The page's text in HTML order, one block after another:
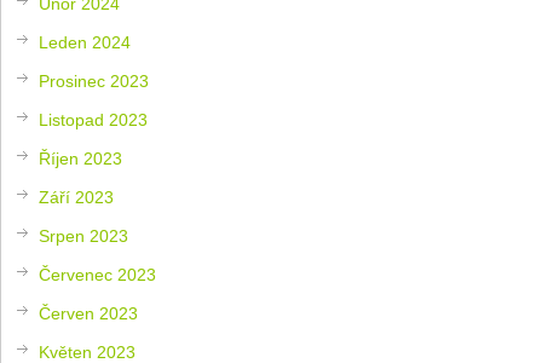
Leden 2024
Prosinec 2023
Listopad 2023
Říjen 2023
Září 2023
Srpen 2023
Červenec 2023
Červen 2023
Květen 2023